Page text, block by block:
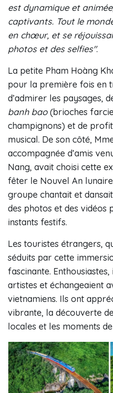
est dynamique et
captivants. Tout le
en chœur, et se
photos et des selfies".
La petite Pham Hoàng
pour la première fois en
d’admirer les paysages,
banh bao(brioches
champignons) et de
musical. De son côté,
accompagnée d’amis
Nang, avait choisi cette
fêter le Nouvel An
groupe chantait et
des photos et des vidéos
instants festifs.
Les touristes étrangers,
séduits par cette
fascinante.
artistes et échangeaient
vietnamiens. Ils ont
vibrante, la découverte
locales et les moments